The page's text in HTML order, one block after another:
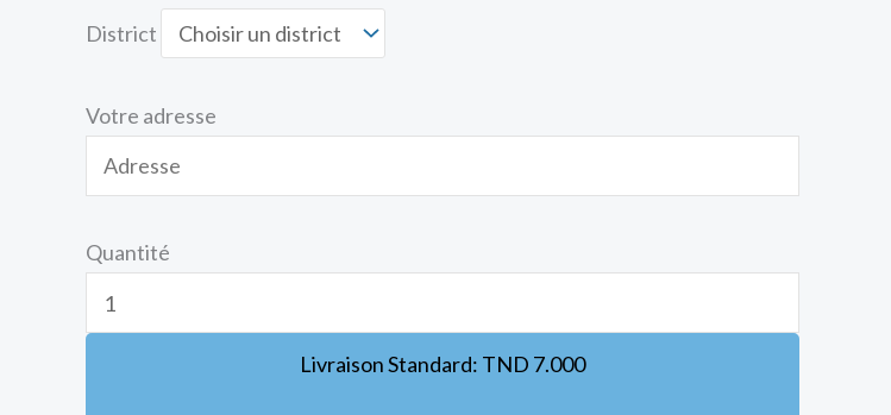
District
Votre adresse
Quantité
Livraison Standard: TND 7.000